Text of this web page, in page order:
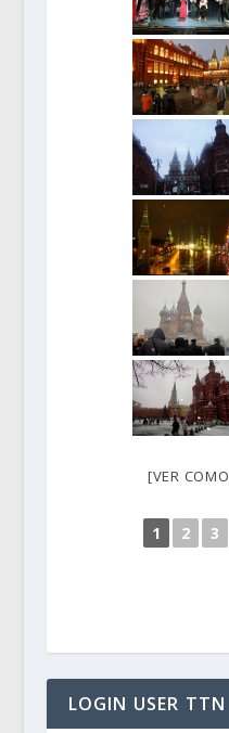
[VER
1 2 3
LOGIN USER TTN